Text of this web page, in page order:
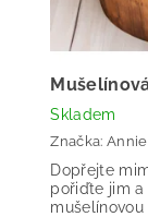
Skladem
Značka:
Dopřejte
pořiďte jim a